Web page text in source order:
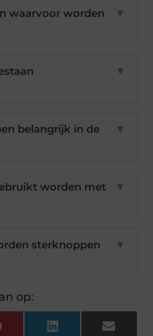
waarvoor worden
▼
▼
belangrijk in de
▼
worden met
▼
sterknoppen
▼
op:
Pinterest LinkedIn Email